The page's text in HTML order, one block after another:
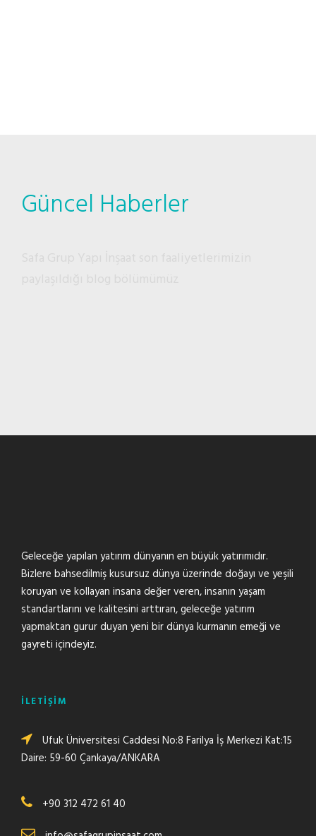
Güncel Haberler
Geleceğe yapılan yatırım dünyanın en büyük yatırımıdır.
Bizlere bahsedilmiş kusursuz dünya üzerinde doğayı ve yeşili
koruyan ve kollayan insana değer veren, insanın yaşam
standartlarını ve kalitesini arttıran, geleceğe yatırım
yapmaktan gurur duyan yeni bir dünya kurmanın emeği ve
gayreti içindeyiz.
İLETİŞİM
Ufuk Üniversitesi Caddesi No:8 Farilya İş Merkezi Kat:15
Daire: 59-60 Çankaya/ANKARA
+90 312 472 61 40